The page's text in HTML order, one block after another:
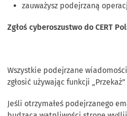
zauważysz podejrzaną
Zgłoś cyberoszustwo do CERT
Wszystkie podejrzane
zgłosić używając funkcji
Jeśli otrzymałeś podejrzanego